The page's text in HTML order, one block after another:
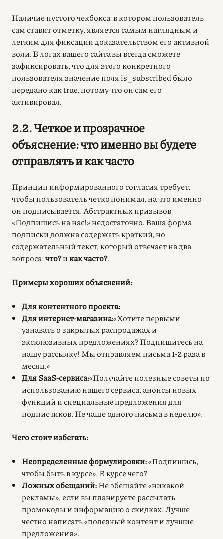
Наличие пустого чекбокса, в котором пользователь
сам ставит отметку, является самым наглядным и
легким для фиксации доказательством его активной
воли. В логах вашего сайта вы всегда сможете
зафиксировать, что для этого конкретного
пользователя значение поля is_subscribed было
передано как true, потому что он сам его
активировал.
2.2. Четкое и прозрачное
объяснение: что именно вы будете
отправлять и как часто
Принцип информированного согласия требует,
чтобы пользователь четко понимал, на что именно
он подписывается. Абстрактных призывов
«Подпишись на нас!» недостаточно. Ваша форма
подписки должна содержать краткий, но
содержательный текст, который отвечает на два
вопроса:что?икак часто?.
Примеры хороших объяснений:
Для контентного проекта:
Для интернет-магазина:«Хотите первыми
узнавать о закрытых распродажах и
эксклюзивных предложениях? Подпишитесь на
нашу рассылку! Мы отправляем письма 1-2 раза в
месяц.»
Для SaaS-сервиса:«Получайте полезные советы по
использованию нашего сервиса, анонсы новых
функций и специальные предложения для
подписчиков. Не чаще одного письма в неделю».
Чего стоит избегать:
Неопределенные формулировки:«Подпишись,
чтобы быть в курсе». В курсе чего?
Ложных обещаний:Не обещайте «никакой
рекламы», если вы планируете рассылать
промокоды и информацию о скидках. Лучше
честно написать «полезный контент и лучшие
предложения».